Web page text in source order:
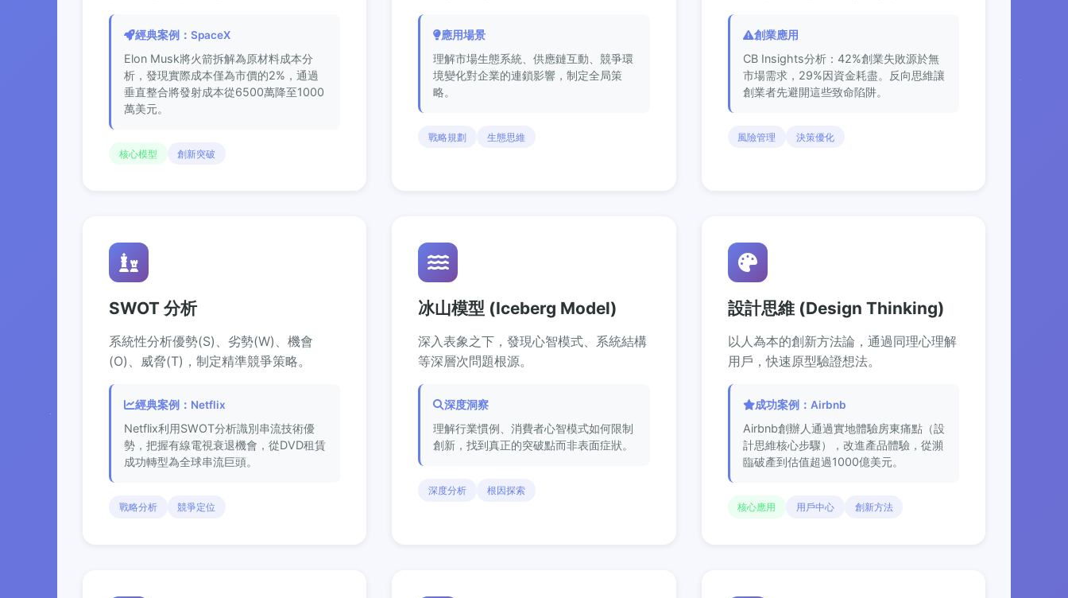
經典案例：SpaceX
Elon Musk將火箭拆解為原材料成本分
析，發現實際成本僅為市價的2%，通過
垂直整合將發射成本從6500萬降至1000
萬美元。
核心模型 創新突破
應用場景
理解市場生態系統、供應鏈互動、競爭環
境變化對企業的連鎖影響，制定全局策
略。
戰略規劃 生態思維
創業應用
CB Insights分析：42%創業失敗源於無
市場需求，29%因資金耗盡。反向思維讓
創業者先避開這些致命陷阱。
風險管理 決策優化
SWOT 分析
系統性分析優勢(S)、劣勢(W)、機會
(O)、威脅(T)，制定精準競爭策略。
經典案例：Netflix
Netflix利用SWOT分析識別串流技術優
勢，把握有線電視衰退機會，從DVD租賃
成功轉型為全球串流巨頭。
戰略分析 競爭定位
冰山模型 (Iceberg Model)
深入表象之下，發現心智模式、系統結構
等深層次問題根源。
深度洞察
理解行業慣例、消費者心智模式如何限制
創新，找到真正的突破點而非表面症狀。
深度分析 根因探索
設計思維 (Design Thinking)
以人為本的創新方法論，通過同理心理解
用戶，快速原型驗證想法。
成功案例：Airbnb
Airbnb創辦人通過實地體驗房東痛點（設
計思維核心步驟），改進產品體驗，從瀕
臨破產到估值超過1000億美元。
核心應用 用戶中心 創新方法